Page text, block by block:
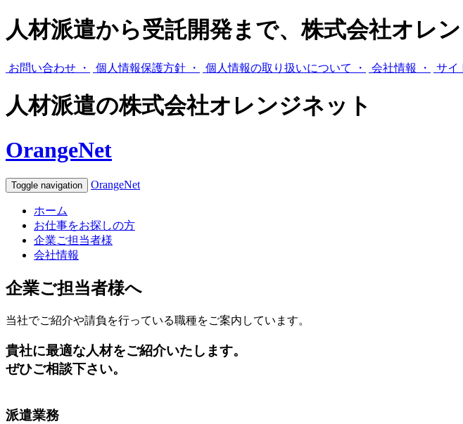
人材派遣から受託開発まで、株式会社オレ
お問い合わせ ・ 個人情報保護方針 ・ 個人情報の取り扱いについて ・ 会社情報 ・ サイ
人材派遣の株式会社オレンジネット
OrangeNet
Toggle navigation OrangeNet
ホーム
お仕事をお探しの方
企業ご担当者様
会社情報
企業ご担当者様へ
当社でご紹介や請負を行っている職種をご案内しています。
貴社に最適な人材をご紹介いたします。
ぜひご相談下さい。
派遣業務